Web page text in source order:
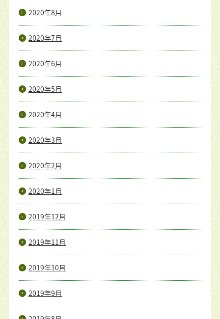
2020年8月
2020年7月
2020年6月
2020年5月
2020年4月
2020年3月
2020年2月
2020年1月
2019年12月
2019年11月
2019年10月
2019年9月